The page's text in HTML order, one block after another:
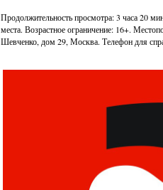
Продолжительность просмотра: 3 часа 20
места. Возрастное ограничение: 16+.
Шевченко, дом 29, Москва. Телефон для